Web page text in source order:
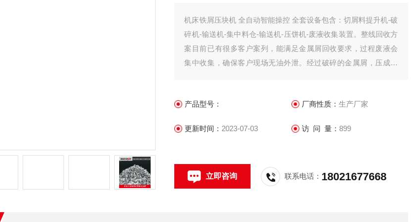
机床铁屑压块机 全自动智能操控 全套设备包含：切屑料提升机-破
碎机-输送机-集中料仓-输送机-压饼机-废液收集装置。整线回收方
案目前已有很多客户案列，能满足金属屑回收要求，过程废液会
集中收集，确保客户现场无油外泄。经过破碎的金属屑，压成饼
产品型号： 厂商性质： 生产厂家
更新时间： 2023-07-03 访 问 量： 899
立即咨询 联系电话： 18021677668